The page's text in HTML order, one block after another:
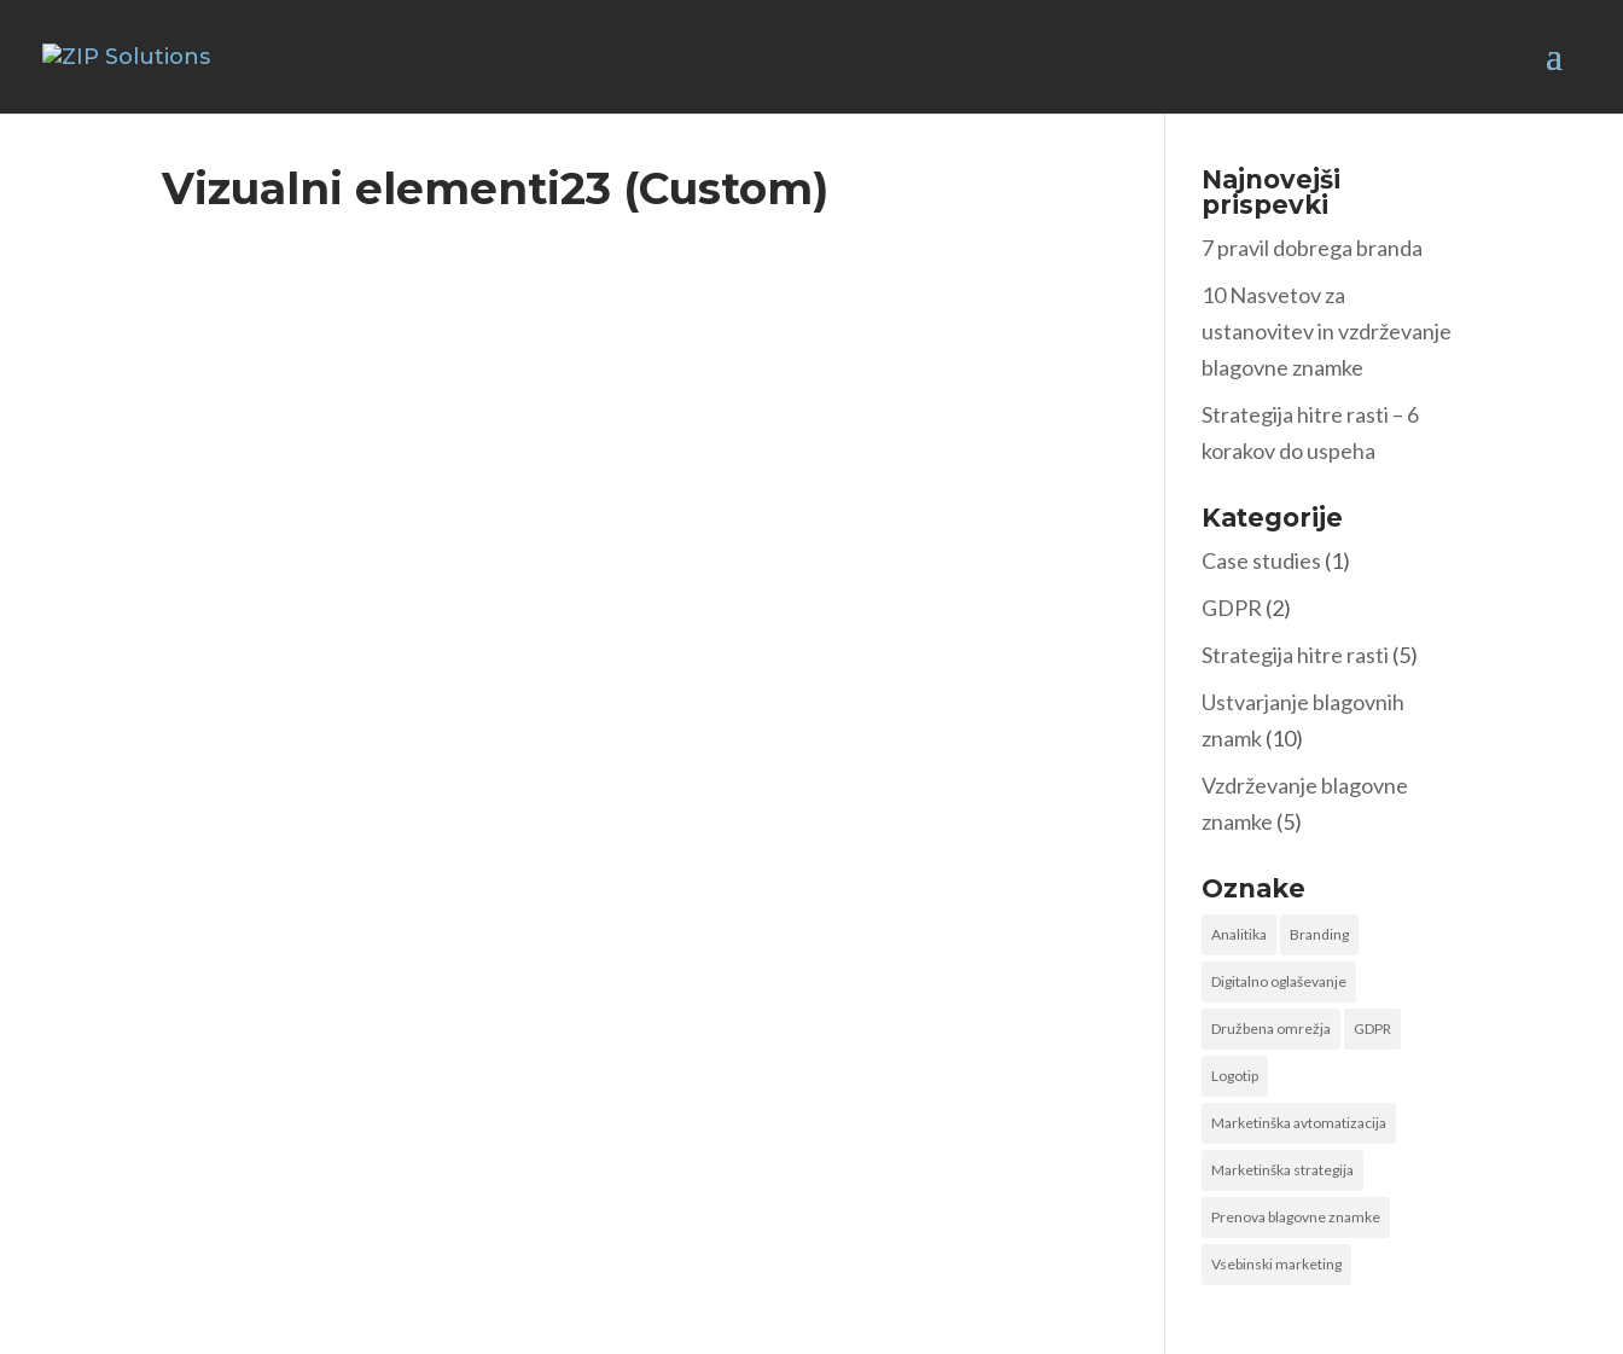
Vizualni elementi23 (Custom)
Najnovejši
prispevki
7 pravil dobrega branda
10 Nasvetov za
ustanovitev in vzdrževanje
blagovne znamke
Strategija hitre rasti – 6
korakov do uspeha
Kategorije
Case studies (1)
GDPR (2)
Strategija hitre rasti (5)
Ustvarjanje blagovnih
znamk(10)
Vzdrževanje blagovne
znamke (5)
Oznake
Analitika Branding
Digitalno oglaševanje
Družbena omrežja GDPR
Logotip
Marketinška avtomatizacija
Marketinška strategija
Prenova blagovne znamke
Vsebinski marketing